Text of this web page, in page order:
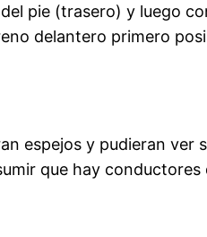
pie (trasero) y luego
delantero primero
espejos y pudieran ver
que hay conductores